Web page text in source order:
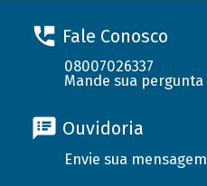
Fale Conosco
08007026337
Mande sua pergunta
Ouvidoria
Envie sua mensagem